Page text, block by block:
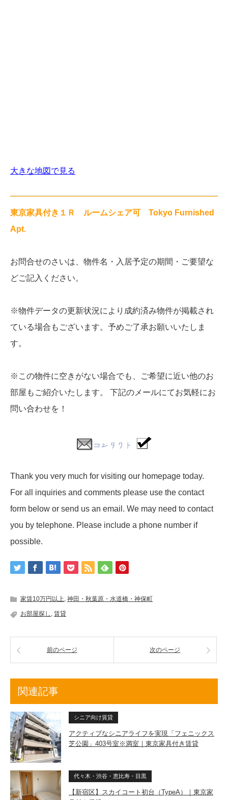
大きな地図で見る
東京家具付き１Ｒ ルームシェア可 Tokyo Furnished
Apt.
お問合せのさいは、物件名・入居予定の期間・ご要望な
どご記入ください。
※物件データの更新状況により成約済み物件が掲載され
ている場合もございます。予めご了承お願いいたしま
す。
※この物件に空きがない場合でも、ご希望に近い他のお
部屋もご紹介いたします。 下記のメールにてお気軽にお
問い合わせを！
Thank you very much for visiting our homepage today.
For all inquiries and comments please use the contact
form below or send us an email. We may need to contact
you by telephone. Please include a phone number if
possible.
家賃10万円以上, 神田・秋葉原・水道橋・神保町
お部屋探し , 賃貸
前のページ 次のページ
関連記事
シニア向け賃貸
アクティブなシニアライフを実現「フェニックス
芝公園」403号室※満室｜東京家具付き賃貸
代々木・渋谷・恵比寿・目黒
【新宿区】スカイコート初台（TypeA）｜東京家